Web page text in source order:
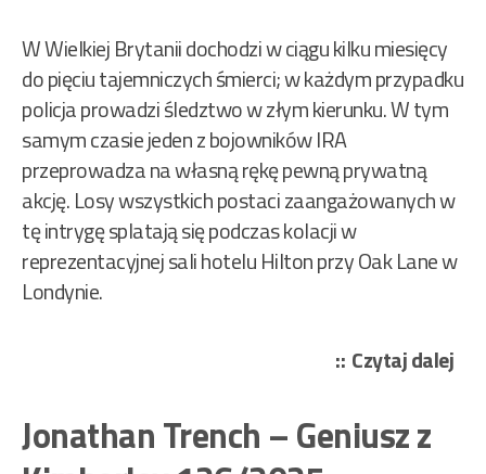
W Wielkiej Brytanii dochodzi w ciągu kilku miesięcy
do pięciu tajemniczych śmierci; w każdym przypadku
policja prowadzi śledztwo w złym kierunku. W tym
samym czasie jeden z bojowników IRA
przeprowadza na własną rękę pewną prywatną
akcję. Losy wszystkich postaci zaangażowanych w
tę intrygę splatają się podczas kolacji w
reprezentacyjnej sali hotelu Hilton przy Oak Lane w
Londynie.
Czytaj dalej
Jonathan Trench – Geniusz z